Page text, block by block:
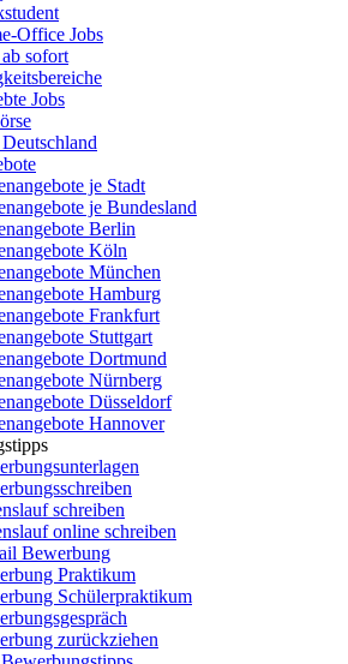
Office Jobs
sofort
Jobs
je Stadt
je Bundesland
Berlin
Köln
München
Hamburg
Frankfurt
Stuttgart
Dortmund
Nürnberg
Düsseldorf
Hannover
schreiben
online schreiben
Bewerbung
Praktikum
Schülerpraktikum
zurückziehen